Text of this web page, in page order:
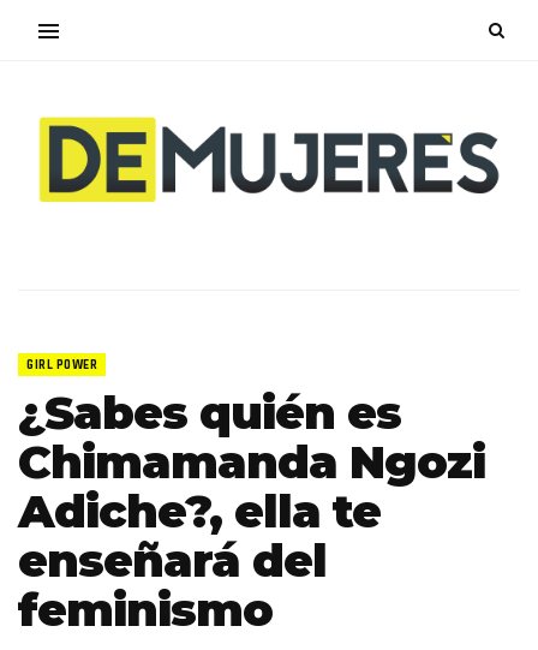
GIRL POWER
¿Sabes quién es
Chimamanda Ngozi
Adiche?, ella te
enseñará del
feminismo